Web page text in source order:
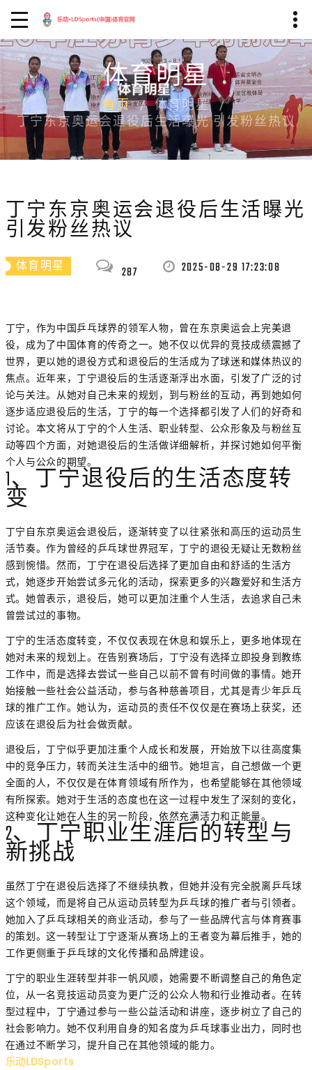
体育明星
首页
体育明星
丁宁东京奥运会退役后生活曝光 引发粉丝热议
丁宁东京奥运会退役后生活曝光
引发粉丝热议
体育明星 287 2025-08-29 17:23:08
丁宁，作为中国乒乓球界的领军人物，曾在东京奥运会上完美退
役，成为了中国体育的传奇之一。她不仅以优异的竞技成绩震撼了
世界，更以她的退役方式和退役后的生活成为了球迷和媒体热议的
焦点。近年来，丁宁退役后的生活逐渐浮出水面，引发了广泛的讨
论与关注。从她对自己未来的规划，到与粉丝的互动，再到她如何
逐步适应退役后的生活，丁宁的每一个选择都引发了人们的好奇和
讨论。本文将从丁宁的个人生活、职业转型、公众形象及与粉丝互
动等四个方面，对她退役后的生活做详细解析，并探讨她如何平衡
个人与公众的期望。
1、丁宁退役后的生活态度转
变
丁宁自东京奥运会退役后，逐渐转变了以往紧张和高压的运动员生
活节奏。作为曾经的乒乓球世界冠军，丁宁的退役无疑让无数粉丝
感到惋惜。然而，丁宁在退役后选择了更加自由和舒适的生活方
式，她逐步开始尝试多元化的活动，探索更多的兴趣爱好和生活方
式。她曾表示，退役后，她可以更加注重个人生活，去追求自己未
曾尝试过的事物。
丁宁的生活态度转变，不仅仅表现在休息和娱乐上，更多地体现在
她对未来的规划上。在告别赛场后，丁宁没有选择立即投身到教练
工作中，而是选择去尝试一些自己以前不曾有时间做的事情。她开
始接触一些社会公益活动，参与各种慈善项目，尤其是青少年乒乓
球的推广工作。她认为，运动员的责任不仅仅是在赛场上获奖，还
应该在退役后为社会做贡献。
退役后，丁宁似乎更加注重个人成长和发展，开始放下以往高度集
中的竞争压力，转而关注生活中的细节。她坦言，自己想做一个更
全面的人，不仅仅是在体育领域有所作为，也希望能够在其他领域
有所探索。她对于生活的态度也在这一过程中发生了深刻的变化，
这种变化让她在人生的另一阶段，依然充满活力和正能量。
2、丁宁职业生涯后的转型与
新挑战
虽然丁宁在退役后选择了不继续执教，但她并没有完全脱离乒乓球
这个领域，而是将自己从运动员转型为乒乓球的推广者与引领者。
她加入了乒乓球相关的商业活动，参与了一些品牌代言与体育赛事
的策划。这一转型让丁宁逐渐从赛场上的王者变为幕后推手，她的
工作更侧重于乒乓球的文化传播和品牌建设。
丁宁的职业生涯转型并非一帆风顺，她需要不断调整自己的角色定
位，从一名竞技运动员变为更广泛的公众人物和行业推动者。在转
型过程中，丁宁通过参与一些公益活动和讲座，逐步树立了自己的
社会影响力。她不仅利用自身的知名度为乒乓球事业出力，同时也
在通过不断学习，提升自己在其他领域的能力。
乐动LDSports